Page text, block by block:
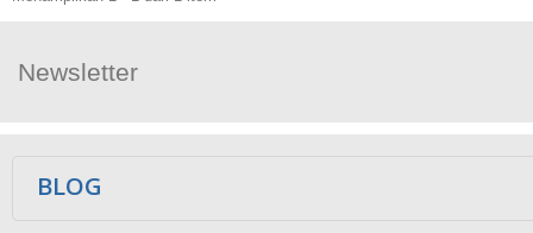
Newsletter
BLOG